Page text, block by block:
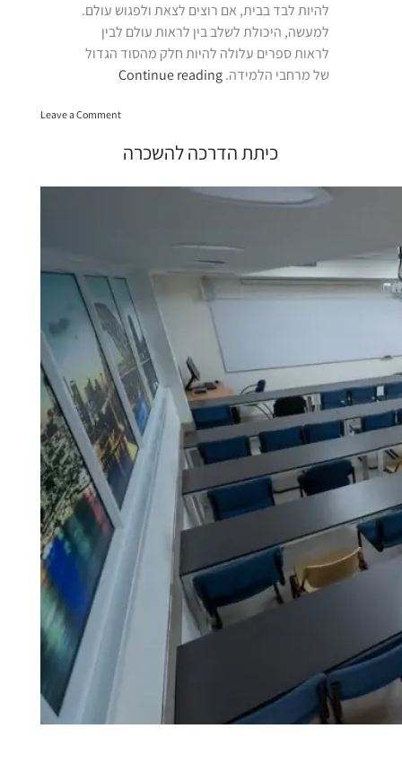
להיות לבד בבית, אם רוצים לצאת ולפגוש עולם.
למעשה, היכולת לשלב בין לראות עולם לבין
לראות ספרים עלולה להיות חלק מהסוד הגדול
של מרחבי הלמידה. Continue reading“מרחבי
עיריית
Leave a Commenton
עיריית
אביב
כיתת הדרכה להשכרה